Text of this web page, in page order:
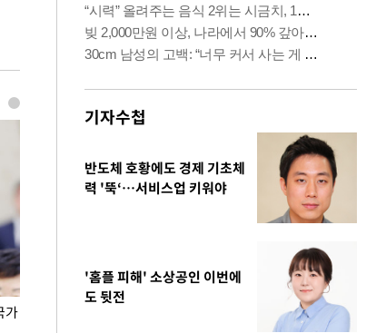
가
오세훈 서울시
기자수첩
반도체 호황에도 경제 기초체
력 '뚝‘…서비스업 키워야
'홈플 피해' 소상공인 이번에
도 뒷전